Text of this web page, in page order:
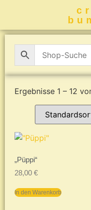
Ergebnisse 1 – 12
„Püppi“
28,00 €
In den Warenkorb